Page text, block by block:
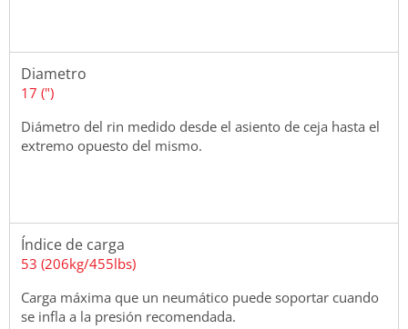
Diametro
17 (")
Diámetro del rin medido desde el asiento de ceja hasta el
extremo opuesto del mismo.
Índice de carga
53 (206kg/455lbs)
Carga máxima que un neumático puede soportar cuando
se infla a la presión recomendada.